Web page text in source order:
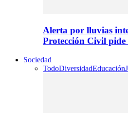
Alerta por lluvias
Protección Civil
Sociedad
TodoDiversidadEducación